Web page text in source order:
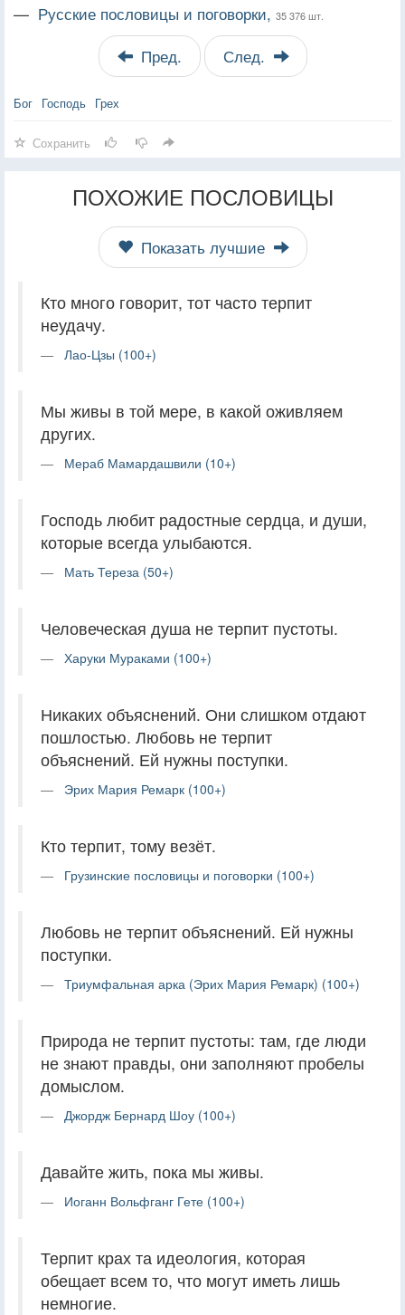
— Русские пословицы и поговорки, 35 376 шт.
Пред. След.
Бог Господь Грех
Сохранить
ПОХОЖИЕ ПОСЛОВИЦЫ
Показать лучшие
Кто много говорит, тот часто терпит
неудачу.
Лао-Цзы (100+)
Мы живы в той мере, в какой оживляем
других.
Мераб Мамардашвили (10+)
Господь любит радостные сердца, и души,
которые всегда улыбаются.
Мать Тереза (50+)
Человеческая душа не терпит пустоты.
Харуки Мураками (100+)
Никаких объяснений. Они слишком отдают
пошлостью. Любовь не терпит
объяснений. Ей нужны поступки.
Эрих Мария Ремарк (100+)
Кто терпит, тому везёт.
Грузинские пословицы и поговорки (100+)
Любовь не терпит объяснений. Ей нужны
поступки.
Триумфальная арка (Эрих Мария Ремарк) (100+)
Природа не терпит пустоты: там, где люди
не знают правды, они заполняют пробелы
домыслом.
Джордж Бернард Шоу (100+)
Давайте жить, пока мы живы.
Иоганн Вольфганг Гете (100+)
Терпит крах та идеология, которая
обещает всем то, что могут иметь лишь
немногие.